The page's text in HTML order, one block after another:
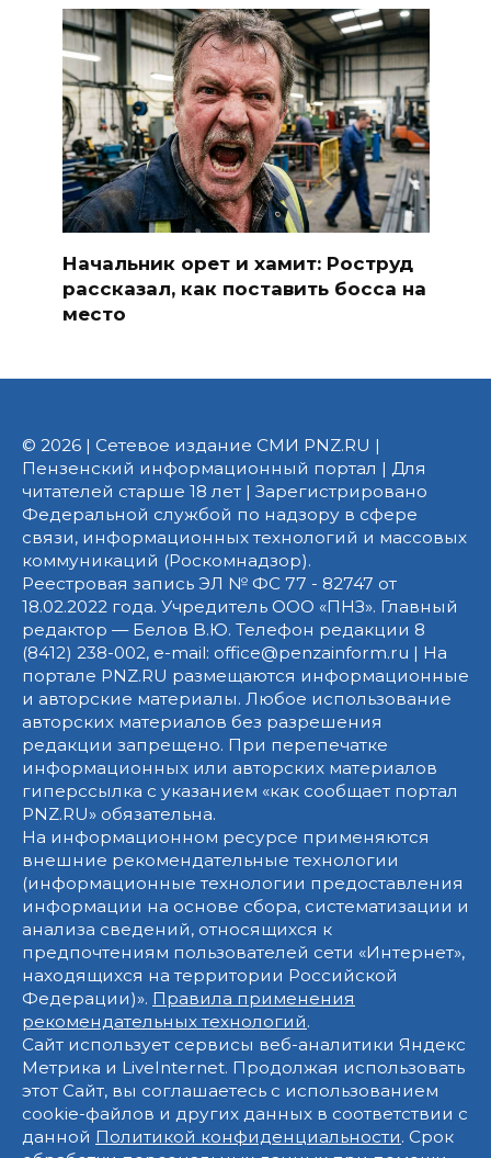
Начальник орет и хамит: Роструд
рассказал, как поставить босса на
место
© 2026 | Сетевое издание СМИ PNZ.RU |
Пензенский информационный портал | Для
читателей старше 18 лет | Зарегистрировано
Федеральной службой по надзору в сфере
связи, информационных технологий и массовых
коммуникаций (Роскомнадзор).
Реестровая запись ЭЛ № ФС 77 - 82747 от
18.02.2022 года. Учредитель ООО «ПНЗ». Главный
редактор — Белов В.Ю. Телефон редакции 8
(8412) 238-002, e-mail: office@penzainform.ru | На
портале PNZ.RU размещаются информационные
и авторские материалы. Любое использование
авторских материалов без разрешения
редакции запрещено. При перепечатке
информационных или авторских материалов
гиперссылка с указанием «как сообщает портал
PNZ.RU» обязательна.
На информационном ресурсе применяются
внешние рекомендательные технологии
(информационные технологии предоставления
информации на основе сбора, систематизации и
анализа сведений, относящихся к
предпочтениям пользователей сети «Интернет»,
находящихся на территории Российской
Федерации)». Правила применения
рекомендательных технологий.
Сайт использует сервисы веб-аналитики Яндекс
Метрика и LiveInternet. Продолжая использовать
этот Сайт, вы соглашаетесь с использованием
cookie-файлов и других данных в соответствии с
данной Политикой конфиденциальности. Срок